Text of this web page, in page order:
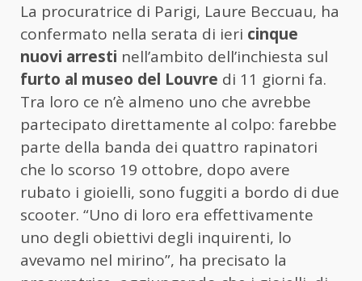
La procuratrice di Parigi, Laure Beccuau, ha
confermato nella serata di ieri cinque
nuovi arresti nell’ambito dell’inchiesta sul
furto al museo del Louvre di 11 giorni fa.
Tra loro ce n’è almeno uno che avrebbe
partecipato direttamente al colpo: farebbe
parte della banda dei quattro rapinatori
che lo scorso 19 ottobre, dopo avere
rubato i gioielli, sono fuggiti a bordo di due
scooter. “Uno di loro era effettivamente
uno degli obiettivi degli inquirenti, lo
avevamo nel mirino”, ha precisato la